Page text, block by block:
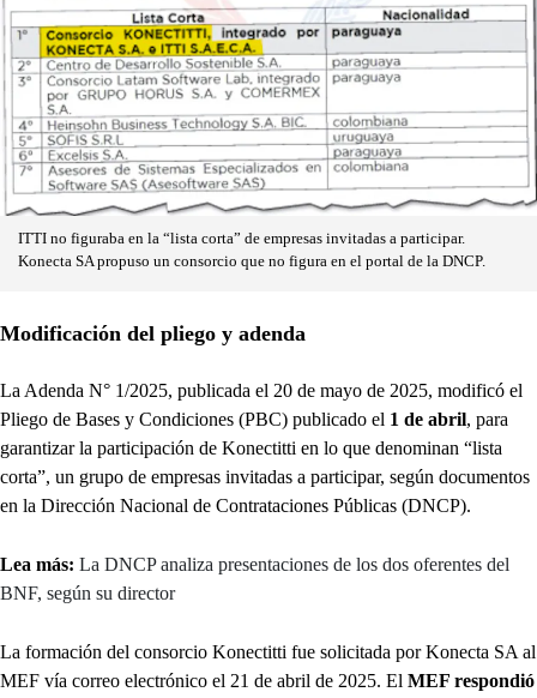
ITTI no figuraba en la “lista corta” de empresas invitadas a participar.
Konecta SA propuso un consorcio que no figura en el portal de la DNCP.
Modificación del pliego y adenda
La Adenda N° 1/2025, publicada el 20 de mayo de 2025, modificó el
Pliego de Bases y Condiciones (PBC) publicado el 1 de abril, para
garantizar la participación de Konectitti en lo que denominan “lista
corta”, un grupo de empresas invitadas a participar, según documentos
en la Dirección Nacional de Contrataciones Públicas (DNCP).
Lea más: La DNCP analiza presentaciones de los dos oferentes del
BNF, según su director
La formación del consorcio Konectitti fue solicitada por Konecta SA al
MEF vía correo electrónico el 21 de abril de 2025. El MEF respondió